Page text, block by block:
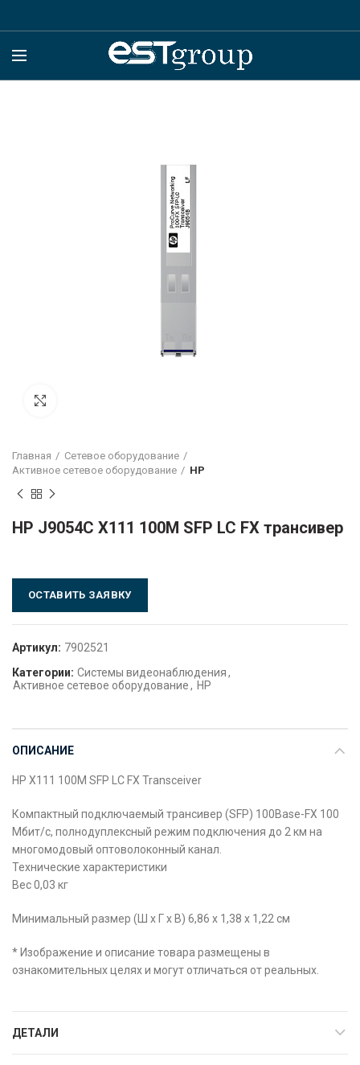
Главная
Сетевое оборудование
Активное сетевое оборудование
HP
HP J9054C X111 100M SFP LC FX трансивер
ОСТАВИТЬ ЗАЯВКУ
Артикул: 7902521
Категории: Системы видеонаблюдения,
Активное сетевое оборудование, HP
ОПИСАНИЕ
HP X111 100M SFP LC FX Transceiver
Компактный подключаемый трансивер (SFP) 100Base-FX 100
Мбит/с, полнодуплексный режим подключения до 2 км на
многомодовый оптоволоконный канал.
Технические характеристики
Вес 0,03 кг
Минимальный размер (Ш x Г x В) 6,86 x 1,38 x 1,22 см
* Изображение и описание товара размещены в
ознакомительных целях и могут отличаться от реальных.
ДЕТАЛИ